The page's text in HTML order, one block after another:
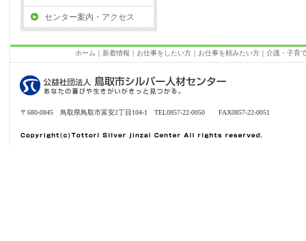
センター案内・アクセス
ホーム ｜ 新着情報 ｜ お仕事をしたい方 ｜ お仕事を頼みたい方 ｜ 介護・子育
〒680-0845 鳥取県鳥取市富安2丁目104-1 TEL0857-22-0050 FAX0857-22-0051